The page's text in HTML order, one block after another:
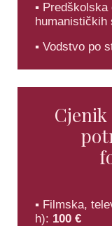
▪
humanističkih
▪ Vodstvo po
Cjenik
▪ Filmska,
h): 100 €